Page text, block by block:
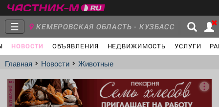
☰ КЕМЕРОВСКАЯ ОБЛАСТЬ - КУЗБАСС
НОВОСТИ ОБЪЯВЛЕНИЯ НЕДВИЖИМОСТЬ УСЛУГИ
Главная
Группы
Главная Новости Животные
реклама